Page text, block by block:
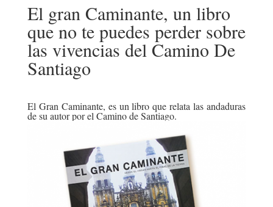
El gran Caminante, un libro
que no te puedes perder sobre
las vivencias del Camino De
Santiago
El Gran Caminante, es un libro que relata las andaduras
de su autor por el Camino de Santiago.